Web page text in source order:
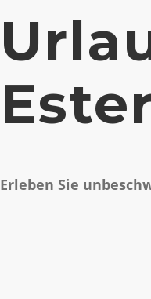
Erleben Sie